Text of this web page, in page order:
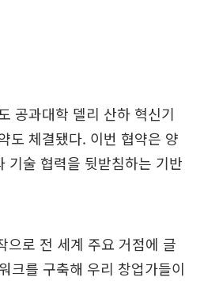
공과대학 델리 산하 혁신기
도 체결됐다. 이번 협약은 양
기술 협력을 뒷받침하는 기반
으로 전 세계 주요 거점에 글
크를 구축해 우리 창업가들이